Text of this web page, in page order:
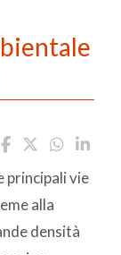
principali vie
alla
densità